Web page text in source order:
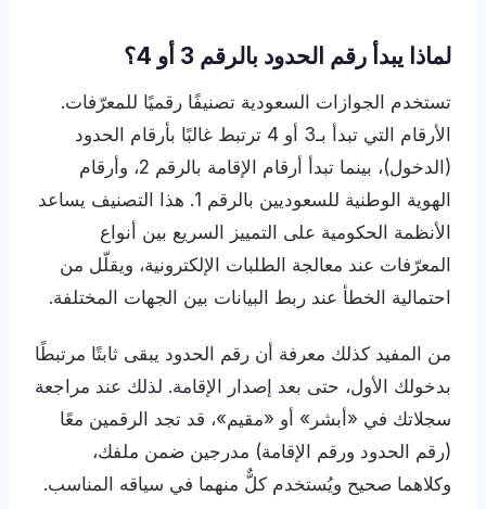
لماذا يبدأ رقم الحدود بالرقم 3 أو 4؟
تستخدم الجوازات السعودية تصنيفًا رقميًا للمعرّفات.
الأرقام التي تبدأ بـ3 أو 4 ترتبط غالبًا بأرقام الحدود
(الدخول)، بينما تبدأ أرقام الإقامة بالرقم 2، وأرقام
الهوية الوطنية للسعوديين بالرقم 1. هذا التصنيف يساعد
الأنظمة الحكومية على التمييز السريع بين أنواع
المعرّفات عند معالجة الطلبات الإلكترونية، ويقلّل من
احتمالية الخطأ عند ربط البيانات بين الجهات المختلفة.
من المفيد كذلك معرفة أن رقم الحدود يبقى ثابتًا مرتبطًا
بدخولك الأول، حتى بعد إصدار الإقامة. لذلك عند مراجعة
سجلاتك في «أبشر» أو «مقيم»، قد تجد الرقمين معًا
(رقم الحدود ورقم الإقامة) مدرجين ضمن ملفك،
وكلاهما صحيح ويُستخدم كلٌّ منهما في سياقه المناسب.